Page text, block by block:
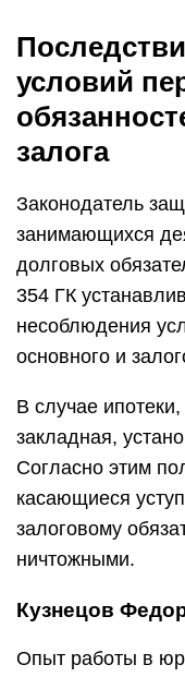
условий
залога
Законодатель
занимающихся
долговых
354 ГК
несоблюдения
основного и
В случае
закладная,
Согласно этим
касающиеся
залоговому
ничтожными.
Кузнецов
Опыт работы в